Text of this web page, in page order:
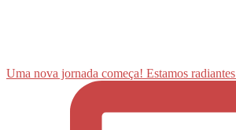
Uma nova jornada começa! Estamos